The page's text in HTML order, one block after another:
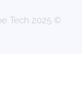
© 2025 All rights reserved to Globe Tech